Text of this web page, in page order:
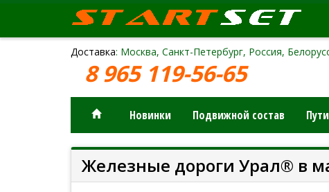
Доставка: Москва, Санкт-Петербург, Россия,
8 965 119-56-65
Новинки Подвижной состав Пути
Железные дороги Урал® в